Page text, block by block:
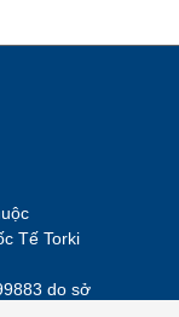
Tế Torki
do sở